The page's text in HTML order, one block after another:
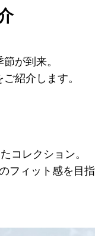
が到来。
紹介します。
コレクション。
ィット感を目